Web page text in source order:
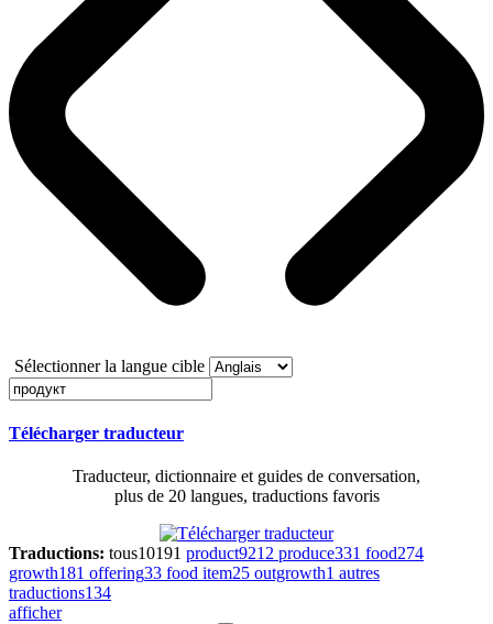
Sélectionner la langue cible
Télécharger traducteur
Traducteur, dictionnaire et guides de conversation,
plus de 20 langues, traductions favoris
Traductions: tous10191 product9212 produce331 food274
growth181 offering33 food item25 outgrowth1 autres
traductions134
afficher